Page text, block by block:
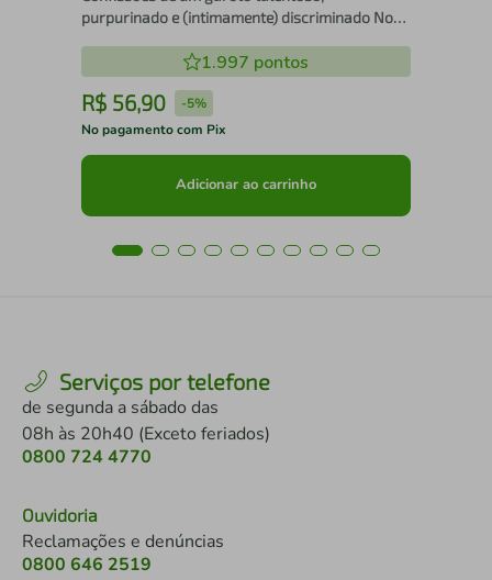
purpurinado e (intimamente) discriminado Nova
1.997 pontos
R$ 56,90 -5%
No pagamento com Pix
Adicionar ao carrinho
Serviços por telefone
de segunda a sábado das
08h às 20h40 (Exceto feriados)
0800 724 4770
Ouvidoria
Reclamações e denúncias
0800 646 2519